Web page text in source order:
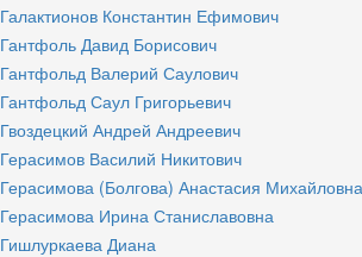
Галактионов Константин Ефимович
Гантфоль Давид Борисович
Гантфольд Валерий Саулович
Гантфольд Саул Григорьевич
Гвоздецкий Андрей Андреевич
Герасимов Василий Никитович
Герасимова (Болгова) Анастасия Михайловна
Герасимова Ирина Станиславовна
Гишлуркаева Диана